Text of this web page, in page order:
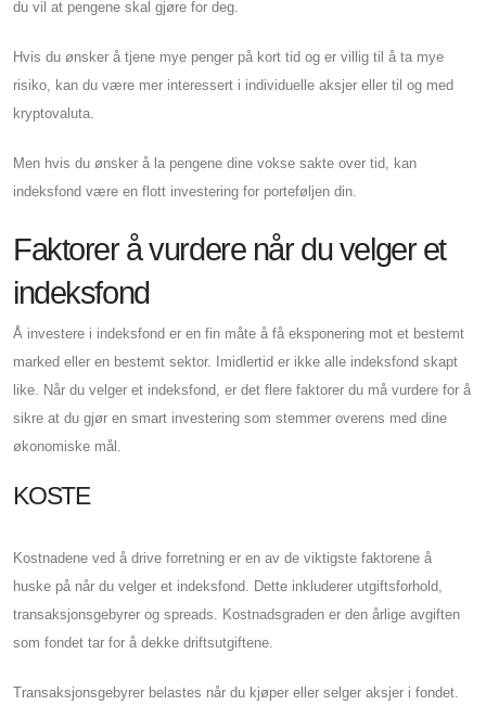
du vil at pengene skal gjøre for deg.
Hvis du ønsker å tjene mye penger på kort tid og er villig til å ta mye
risiko, kan du være mer interessert i individuelle aksjer eller til og med
kryptovaluta.
Men hvis du ønsker å la pengene dine vokse sakte over tid, kan
indeksfond være en flott investering for porteføljen din.
Faktorer å vurdere når du velger et
indeksfond
Å investere i indeksfond er en fin måte å få eksponering mot et bestemt
marked eller en bestemt sektor. Imidlertid er ikke alle indeksfond skapt
like. Når du velger et indeksfond, er det flere faktorer du må vurdere for å
sikre at du gjør en smart investering som stemmer overens med dine
økonomiske mål.
KOSTE
Kostnadene ved å drive forretning er en av de viktigste faktorene å
huske på når du velger et indeksfond. Dette inkluderer utgiftsforhold,
transaksjonsgebyrer og spreads. Kostnadsgraden er den årlige avgiften
som fondet tar for å dekke driftsutgiftene.
Transaksjonsgebyrer belastes når du kjøper eller selger aksjer i fondet.